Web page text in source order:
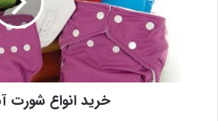
خرید انواع شورت